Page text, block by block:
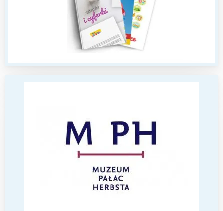
Interesują mnie wydarzenia z
tego regionu:
Śląsk